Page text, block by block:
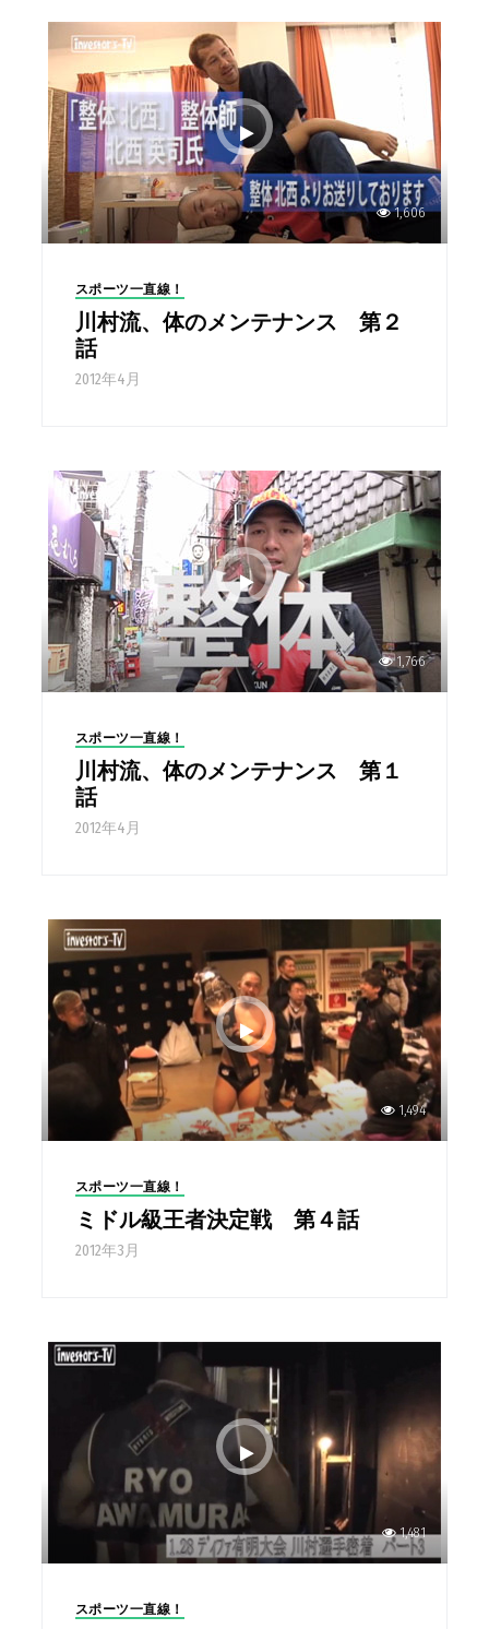
1,606
スポーツ一直線！
川村流、体のメンテナンス 第２
話
2012年4月
1,766
スポーツ一直線！
川村流、体のメンテナンス 第１
話
2012年4月
1,494
スポーツ一直線！
ミドル級王者決定戦 第４話
2012年3月
1,481
スポーツ一直線！